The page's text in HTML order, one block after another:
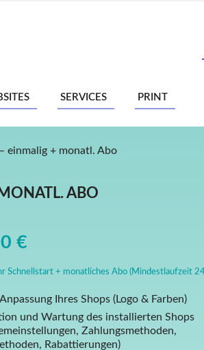
SERVICES PRINT
einmalig + monatl. Abo
ABO
€
Schnellstart + monatliches Abo (Mindestlaufzeit
Ihres Shops (Logo & Farben)
und Wartung des installierten Shops
Zahlungsmethoden,
Rabattierungen)